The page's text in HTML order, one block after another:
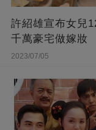
許紹雄宣布女兒
千萬豪宅做嫁妝
2023/07/05